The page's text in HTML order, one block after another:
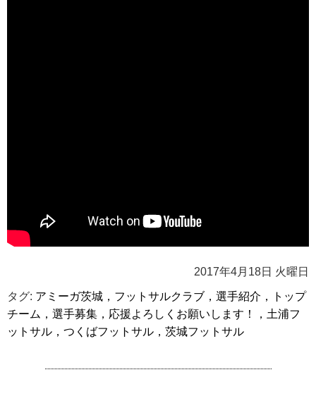
2017年4月18日 火曜日
タグ: アミーガ茨城，フットサルクラブ，選手紹介，トップ
チーム，選手募集，応援よろしくお願いします！，土浦フ
ットサル，つくばフットサル，茨城フットサル